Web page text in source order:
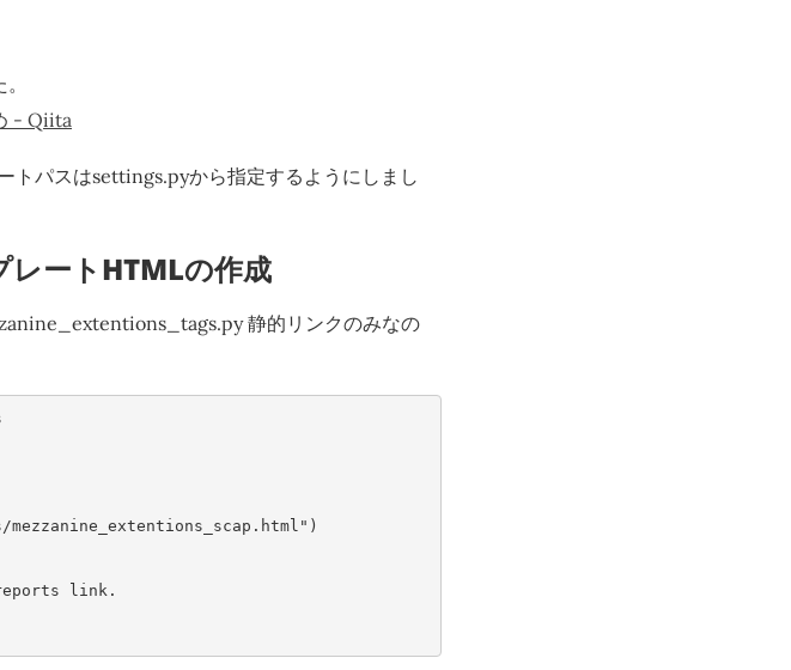
- Qiita
トパスはsettings.pyから指定するようにしまし
ートHTMLの作成
静的リンクのみなの
mezzanine_extentions_scap.html" )
link.